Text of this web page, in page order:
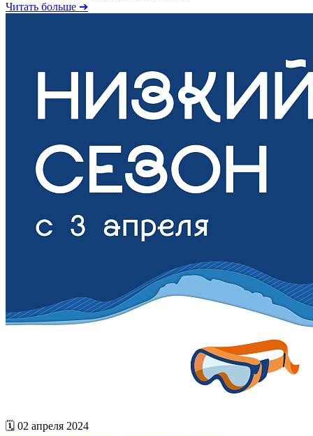
Читать больше ➔
🗓 02 апреля 2024